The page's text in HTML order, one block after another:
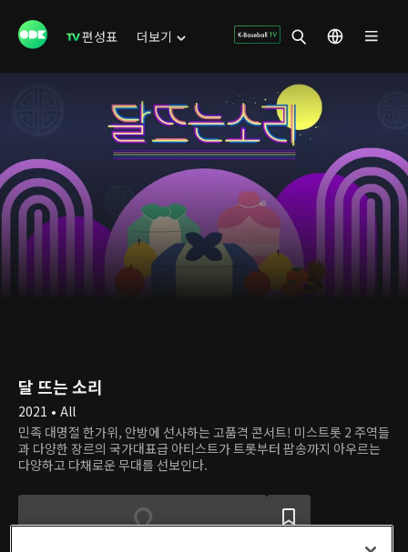
편성표 더보기
달 뜨는 소리
2021 • All
민족 대명절 한가위, 안방에 선사하는 고품격 콘서트! 미스트롯 2 주역들
과 다양한 장르의 국가대표급 아티스트가 트롯부터 팝송까지 아우르는
다양하고 다채로운 무대를 선보인다.